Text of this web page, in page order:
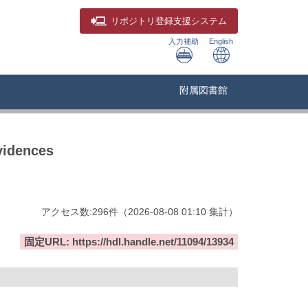
リポジトリ 登録支援システム
入力補助 English
附属図書館
アクセス数:296件 （2026-08-08 01:10 集計）
固定URL: https://hdl.handle.net/11094/13934